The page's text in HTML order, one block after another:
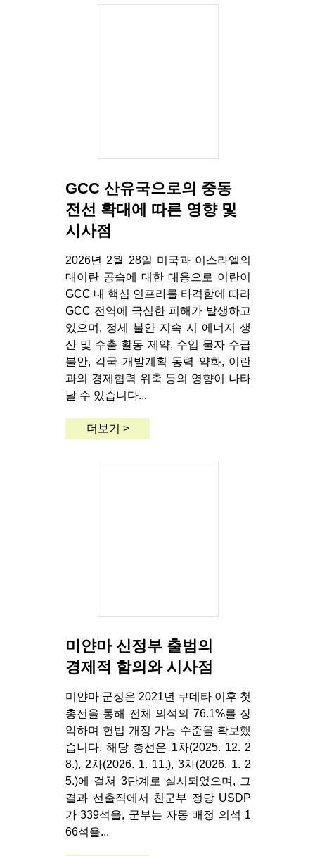
GCC 산유국으로의 중동
전선 확대에 따른 영향 및
시사점
2026년 2월 28일 미국과 이스라엘의
대이란 공습에 대한 대응으로 이란이
GCC 내 핵심 인프라를 타격함에 따라
GCC 전역에 극심한 피해가 발생하고
있으며, 정세 불안 지속 시 에너지 생
산 및 수출 활동 제약, 수입 물자 수급
불안, 각국 개발계획 동력 약화, 이란
과의 경제협력 위축 등의 영향이 나타
날 수 있습니다...
더보기 >
미얀마 신정부 출범의
경제적 함의와 시사점
미얀마 군정은 2021년 쿠데타 이후 첫
총선을 통해 전체 의석의 76.1%를 장
악하며 헌법 개정 가능 수준을 확보했
습니다. 해당 총선은 1차(2025. 12. 2
8.), 2차(2026. 1. 11.), 3차(2026. 1. 2
5.)에 걸쳐 3단계로 실시되었으며, 그
결과 선출직에서 친군부 정당 USDP
가 339석을, 군부는 자동 배정 의석 1
66석을...